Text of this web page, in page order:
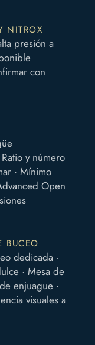
NITROX
presión a
con
y número
· Mínimo
Open
BUCEO
dedicada ·
· Mesa de
enjuague ·
visuales a